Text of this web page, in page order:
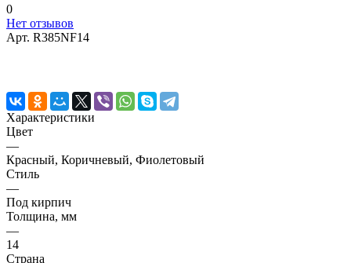
0
Нет отзывов
Арт. R385NF14
Характеристики
Цвет
—
Красный, Коричневый, Фиолетовый
Стиль
—
Под кирпич
Толщина, мм
—
14
Страна